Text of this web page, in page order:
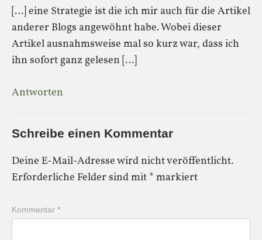
[…] eine Strategie ist die ich mir auch für die Artikel
anderer Blogs angewöhnt habe. Wobei dieser
Artikel ausnahmsweise mal so kurz war, dass ich
ihn sofort ganz gelesen […]
Antworten
Schreibe einen Kommentar
Deine E-Mail-Adresse wird nicht veröffentlicht.
Erforderliche Felder sind mit * markiert
Kommentar *